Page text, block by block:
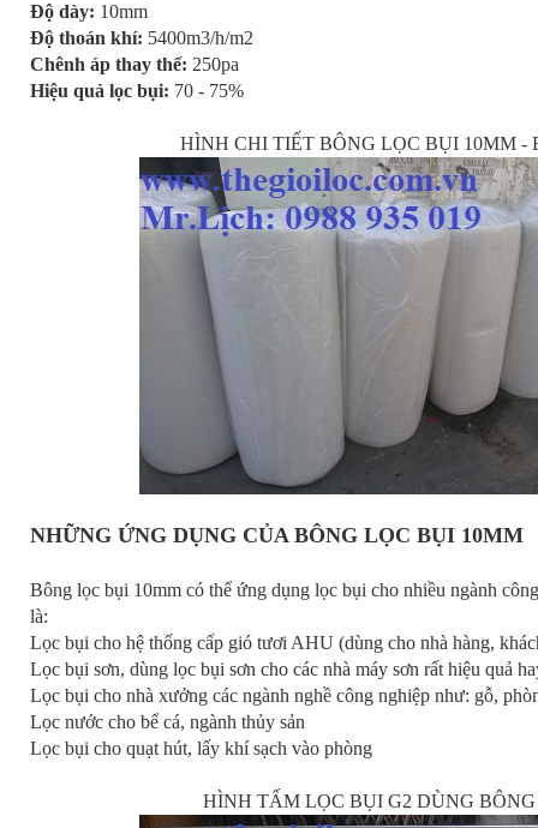
Độ dày: 10mm
Độ thoán khí: 5400m3/h/m2
Chênh áp thay thế: 250pa
Hiệu quả lọc bụi: 70 - 75%
HÌNH CHI TIẾT BÔNG LỌC BỤI 10MM -
NHỮNG ỨNG DỤNG CỦA BÔNG LỌC BỤI 10MM
Bông lọc bụi 10mm có thể ứng dụng lọc bụi cho nhiều ngành
là:
Lọc bụi cho hệ thống cấp gió tươi AHU (dùng cho nhà hàng,
Lọc bụi sơn, dùng lọc bụi sơn cho các nhà máy sơn rất hiệu quả
Lọc bụi cho nhà xưởng các ngành nghề công nghiệp như: gỗ,
Lọc nước cho bể cá, ngành thủy sản
Lọc bụi cho quạt hút, lấy khí sạch vào phòng
HÌNH TẤM LỌC BỤI G2 DÙNG